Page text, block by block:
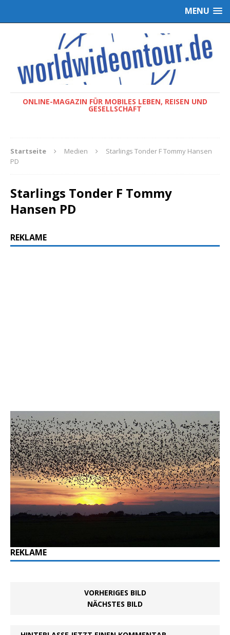
MENU
ONLINE-MAGAZIN FÜR MOBILES LEBEN, REISEN UND
GESELLSCHAFT
Startseite Medien
Starlings Tonder F Tommy Hansen
PD
Starlings Tonder F Tommy
Hansen PD
REKLAME
REKLAME
VORHERIGES BILD
NÄCHSTES BILD